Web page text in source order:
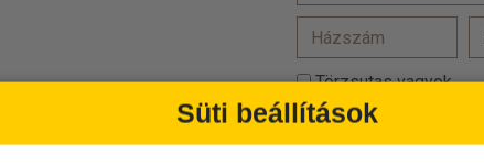
Törzsutas vagyok
Hozzájárulok, hogy
Süti beállítások